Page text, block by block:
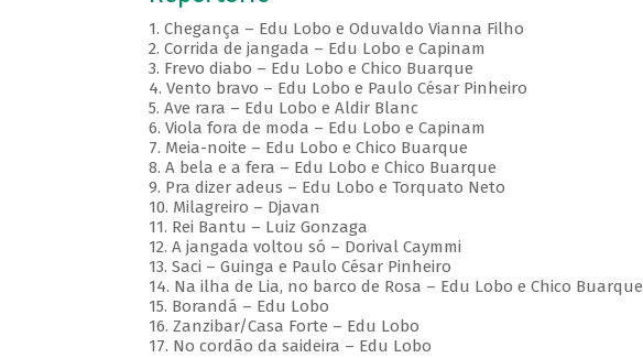
1. Chegança – Edu Lobo e Oduvaldo Vianna Filho
2. Corrida de jangada – Edu Lobo e Capinam
3. Frevo diabo – Edu Lobo e Chico Buarque
4. Vento bravo – Edu Lobo e Paulo César Pinheiro
5. Ave rara – Edu Lobo e Aldir Blanc
6. Viola fora de moda – Edu Lobo e Capinam
7. Meia-noite – Edu Lobo e Chico Buarque
8. A bela e a fera – Edu Lobo e Chico Buarque
9. Pra dizer adeus – Edu Lobo e Torquato Neto
10. Milagreiro – Djavan
11. Rei Bantu – Luiz Gonzaga
12. A jangada voltou só – Dorival Caymmi
13. Saci – Guinga e Paulo César Pinheiro
14. Na ilha de Lia, no barco de Rosa – Edu Lobo e Chico Buarque
15. Borandá – Edu Lobo
16. Zanzibar/Casa Forte – Edu Lobo
17. No cordão da saideira – Edu Lobo